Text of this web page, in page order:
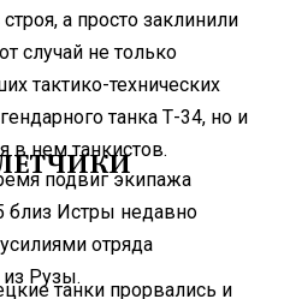
а просто заклинили
случай не только
тактико-технических
танка Т-34, но и
в нем танкистов.
подвиг экипажа
близ Истры недавно
отряда
Рузы.
танки прорвались и